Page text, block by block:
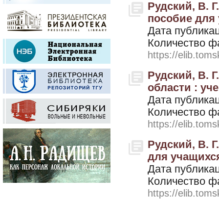
Рудский, В.
пособие для
Дата
Количество
https://
Рудский, В.
области :
Дата
Количество
https://
Рудский, В.
для
Дата
Количество
https://